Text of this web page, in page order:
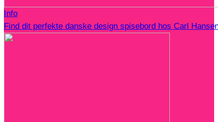
Info
Find dit perfekte danske design spisebord hos Carl